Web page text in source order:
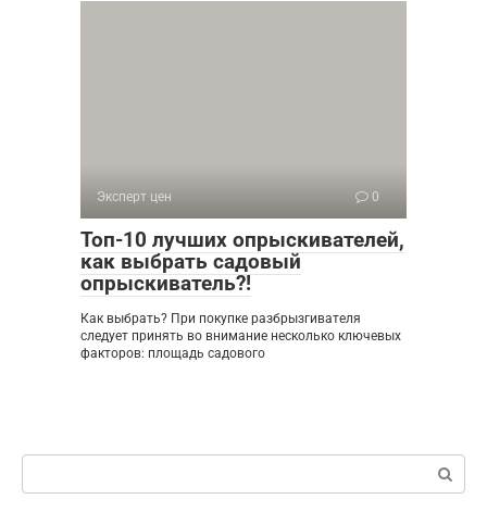
Эксперт цен 0
Топ-10 лучших опрыскивателей,
как выбрать садовый
опрыскиватель?!
Как выбрать? При покупке разбрызгивателя
следует принять во внимание несколько ключевых
факторов: площадь садового
Поиск: